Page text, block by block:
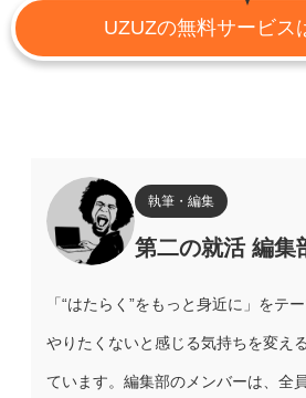
UZUZの無料サービス
執筆・編集
第二の就活 編集
「“はたらく”をもっと身近に」をテ
やりたくないと感じる気持ちを変え
ています。編集部のメンバーは、全